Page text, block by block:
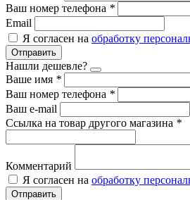
Ваш номер телефона *
Email
Я согласен на обработку
Отправить
Нашли дешевле?
Ваше имя *
Ваш номер телефона *
Ваш e-mail
Ссылка на товар другого магазина *
Комментарий
Я согласен на обработку
Отправить